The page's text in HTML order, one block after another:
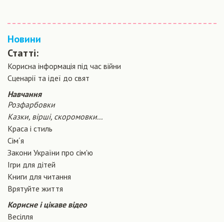
Новини
Статті:
Корисна інформація під час війни
Сценарiї та iдеї до свят
Навчання
Розфарбовки
Казки, вірші, скоромовки...
Краса і стиль
Сiм´я
Закони України про сiм'ю
Ігри для дітей
Книги для читання
Врятуйте життя
Корисне і цікаве відео
Весілля